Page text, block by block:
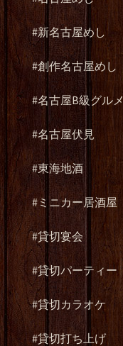
#新名古屋めし
#創作名古屋めし
#名古屋B級グルメ
#名古屋伏見
#東海地酒
#ミニカー居酒屋
#貸切宴会
#貸切パーティー
#貸切カラオケ
#貸切打ち上げ